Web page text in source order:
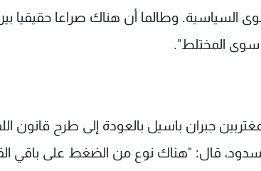
السياسية. وطالما أن هناك صراعا حقيقيا
سوى المختلط".
جبران باسيل بالعودة إلى طرح قانون
قال: "هناك نوع من الضغط على باقي